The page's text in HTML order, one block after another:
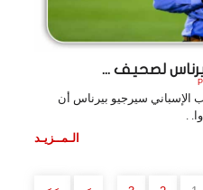
لصحيف ...
الإسباني سيرجيو بيرناس أن
الـمــزيـد